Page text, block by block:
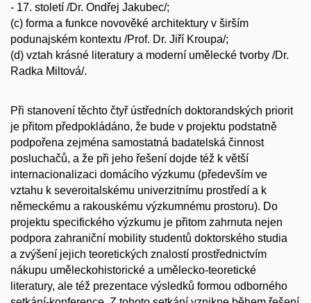
- 17. století /Dr. Ondřej Jakubec/;
(c) forma a funkce novověké architektury v širším
podunajském kontextu /Prof. Dr. Jiří Kroupa/;
(d) vztah krásné literatury a moderní umělecké tvorby /Dr.
Radka Miltová/.
Při stanovení těchto čtyř ústředních doktorandských priorit
je přitom předpokládáno, že bude v projektu podstatně
podpořena zejména samostatná badatelská činnost
posluchačů, a že při jeho řešení dojde též k větší
internacionalizaci domácího výzkumu (především ve
vztahu k severoitalskému univerzitnímu prostředí a k
německému a rakouskému výzkumnému prostoru). Do
projektu specifického výzkumu je přitom zahrnuta nejen
podpora zahraniční mobility studentů doktorského studia
a zvýšení jejich teoretických znalostí prostřednictvím
nákupu uměleckohistorické a umělecko-teoretické
literatury, ale též prezentace výsledků formou odborného